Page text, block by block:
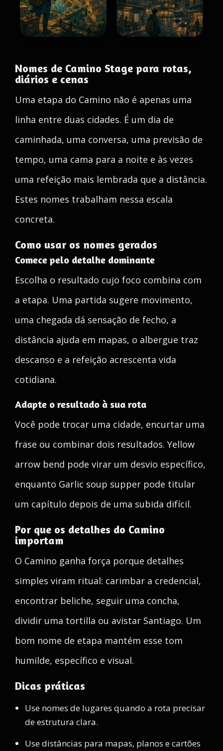
Nomes de Camino Stage para rotas,
diários e cenas
Uma etapa do Camino não é apenas uma
linha entre duas cidades. É um dia de
caminhada, uma conversa, uma previsão de
tempo, uma cama para a noite e às vezes
uma refeição mais lembrada que a distância.
Estes nomes trabalham nessa escala
concreta.
Como usar os nomes gerados
Comece pelo detalhe dominante
Escolha o resultado cujo foco combina com
a etapa. Uma partida sugere movimento,
uma chegada dá sensação de fecho, a
distância ajuda em mapas, o albergue traz
descanso e a refeição acrescenta vida
cotidiana.
Adapte o resultado à sua rota
Você pode trocar uma cidade, encurtar uma
frase ou combinar dois resultados. Yellow
arrow bend pode virar um desvio específico,
enquanto Garlic soup supper pode titular
um capítulo depois de uma subida difícil.
Por que os detalhes do Camino
importam
O Camino ganha força porque detalhes
simples viram ritual: carimbar a credencial,
encontrar beliche, seguir uma concha,
dividir uma tortilla ou avistar Santiago. Um
bom nome de etapa mantém esse tom
humilde, específico e visual.
Dicas práticas
Use nomes de lugares quando a rota precisar
de estrutura clara.
Use distâncias para mapas, planos e cartões